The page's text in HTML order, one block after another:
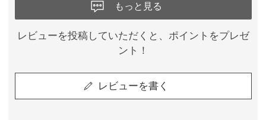
もっと見る
レビューを投稿していただくと、ポイントをプレゼ
ント！
レビューを書く